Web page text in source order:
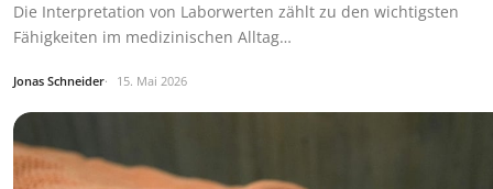
Die Interpretation von Laborwerten zählt zu den wichtigsten
Fähigkeiten im medizinischen Alltag…
Jonas Schneider 15. Mai 2026